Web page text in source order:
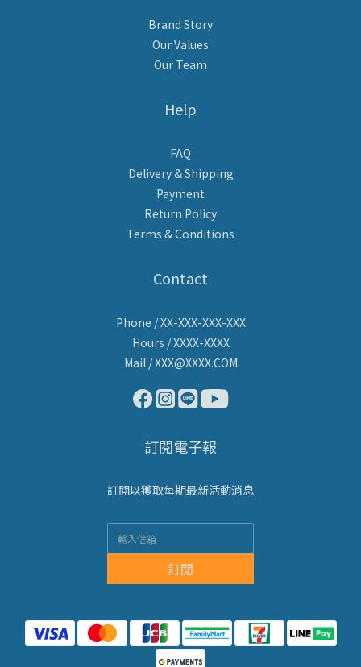
Brand Story
Our Values
Our Team
Help
FAQ
Delivery & Shipping
Payment
Return Policy
Terms & Conditions
Contact
Phone / XX-XXX-XXX-XXX
Hours / XXXX-XXXX
Mail / XXX@XXXX.COM
訂閱電子報
訂閱以獲取每期最新活動消息
訂閱